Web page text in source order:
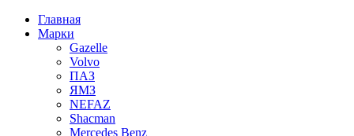
Главная
Марки
Gazelle
Volvo
ПАЗ
ЯМЗ
NEFAZ
Shacman
Mercedes Benz